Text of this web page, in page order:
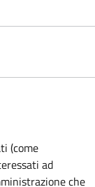
(come
ad
che